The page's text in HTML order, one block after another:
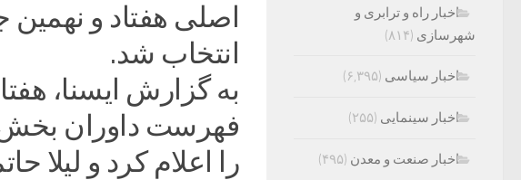
اصلی هفتاد و نهمین
انتخاب شد.
به گزارش ایسنا،
فهرست داوران بخش
را اعلام کرد و لیلا
اخبار راه و ترابری و
شهرسازی (۸۱۴)
اخبار سیاسی (۶,۳۹۵)
اخبار سینمایی (۲۵۵)
اخبار صنعت و معدن (۴۹۵)